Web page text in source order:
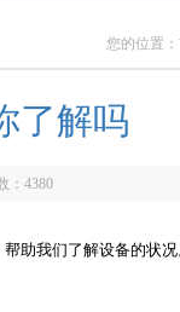
您的位置：
了解吗
： 4380
助我们了解设备的状